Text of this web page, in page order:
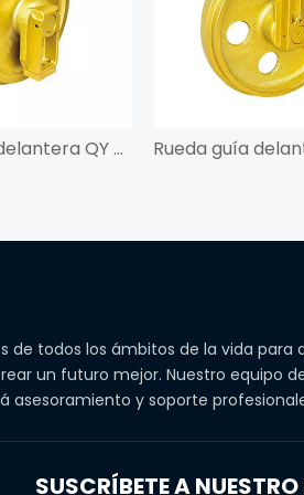
Rueda guía delantera QY para PC200-8
de todos los ámbitos de la vida para
un futuro mejor. Nuestro equipo
asesoramiento y soporte
SUSCRÍBETE A